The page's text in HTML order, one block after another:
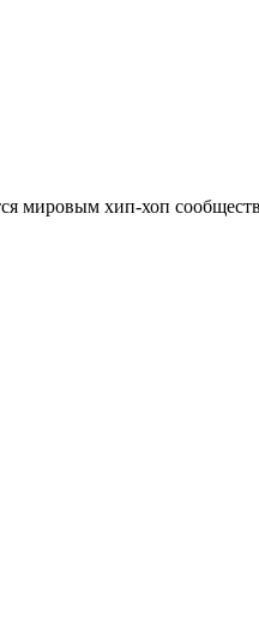
мировым хип-хоп